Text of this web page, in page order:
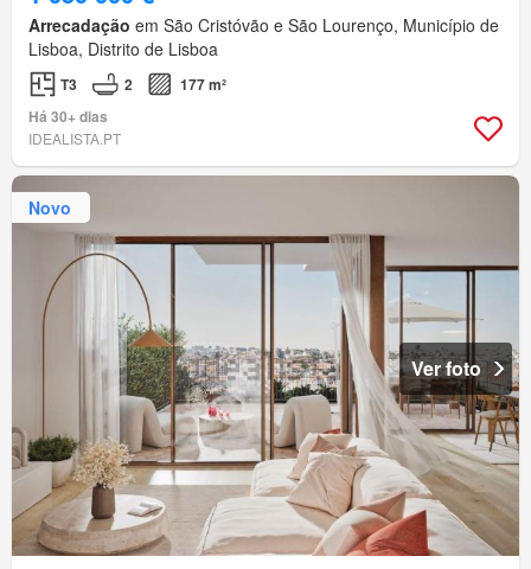
Arrecadação em São Cristóvão e São Lourenço, Município de
Lisboa, Distrito de Lisboa
T3 2
177 m²
Há 30+ dias
IDEALISTA.PT
Novo
Ver foto